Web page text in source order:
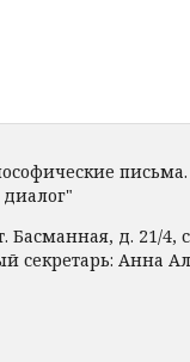
письма.
Басманная, д. 21/4,
секретарь: Анна